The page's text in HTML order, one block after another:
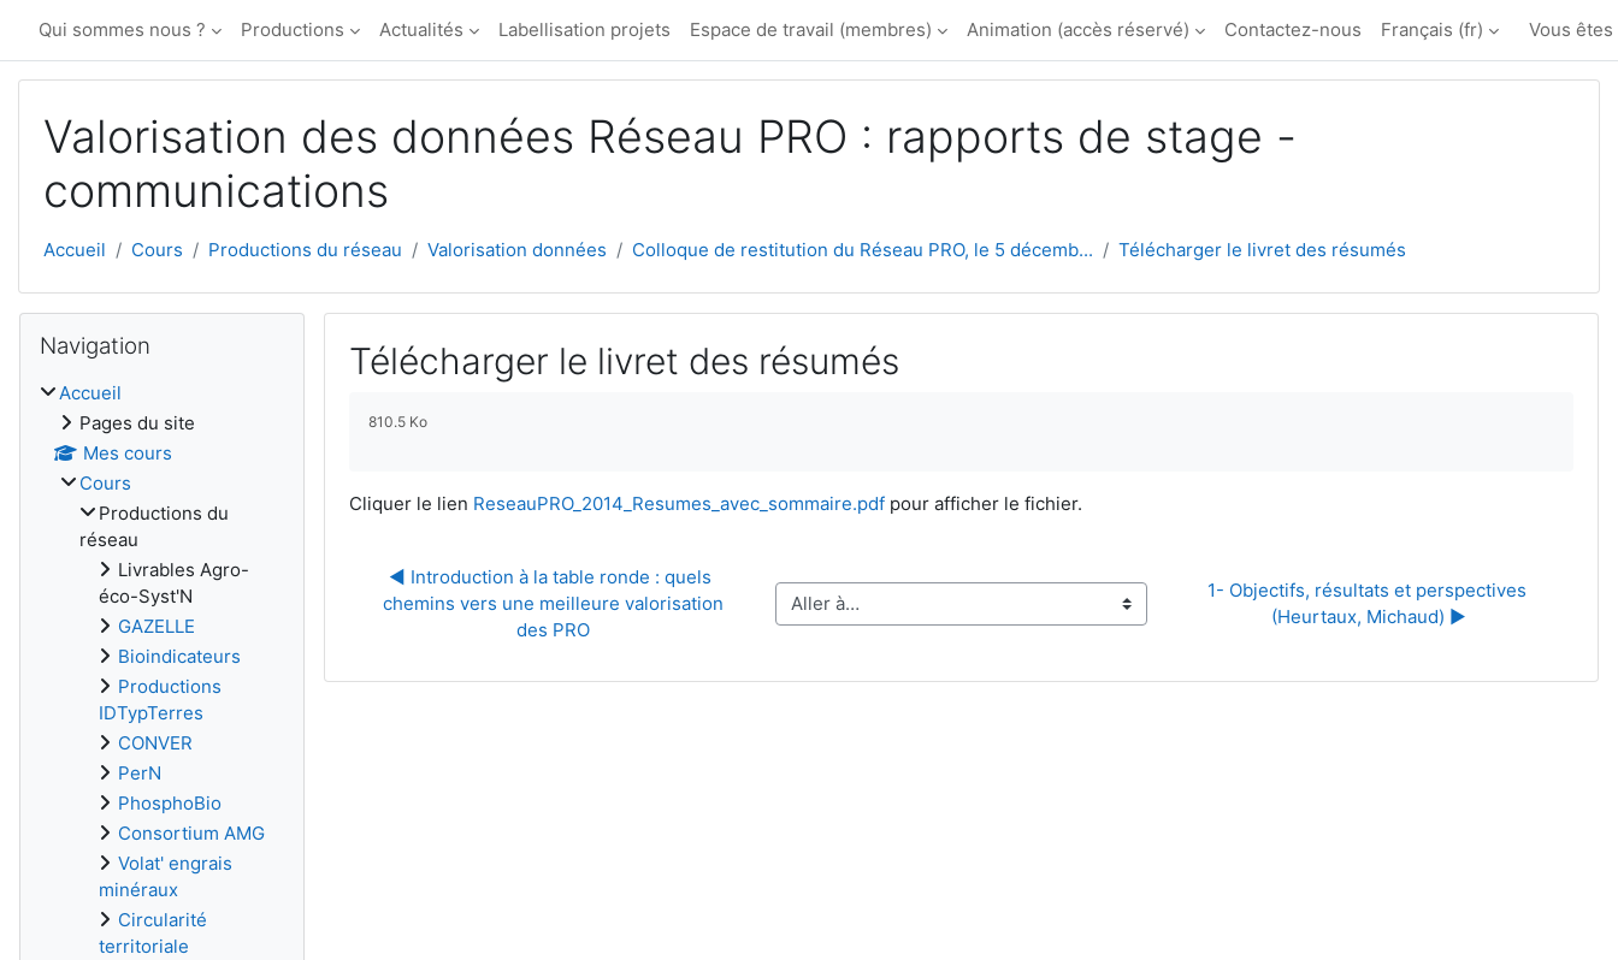
Qui sommes nous ? Productions Actualités Labellisation projets Espace de travail (membres) Animation (accès réservé) Contactez-nous Français ‎(fr)‎ Vous
Valorisation des données Réseau PRO : rapports de stage -
communications
Accueil Cours Productions du réseau Valorisation données Colloque de restitution du Réseau PRO, le 5 décemb... Télécharger le livret des résumés
Télécharger le livret des résumés
810.5 Ko
Cliquer le lien ReseauPRO_2014_Resumes_avec_sommaire.pdfpour afficher le fichier.
◀︎ Introduction à la table ronde : quels
chemins vers une meilleure valorisation
des PRO
Aller à…
1- Objectifs, résultats et perspectives
(Heurtaux, Michaud) ▶︎
Blocs
Navigation
Accueil
Pages du site
Mes cours
Cours
Productions du
réseau
Livrables Agro-
éco-Syst'N
GAZELLE
Bioindicateurs
Productions
IDTypTerres
CONVER
PerN
PhosphoBio
Consortium AMG
Volat' engrais
minéraux
Circularité
territoriale